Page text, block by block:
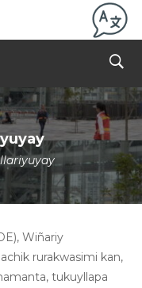
Wiñariy
rurakwasimi kan,
tukuyllapa